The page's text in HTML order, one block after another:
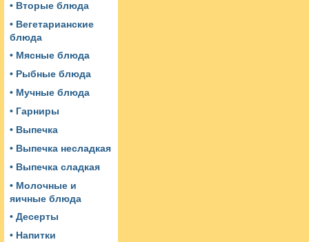
• Вторые блюда
• Вегетарианские
блюда
• Мясные блюда
• Рыбные блюда
• Мучные блюда
• Гарниры
• Выпечка
• Выпечка несладкая
• Выпечка сладкая
• Молочные и
яичные блюда
• Десерты
• Напитки